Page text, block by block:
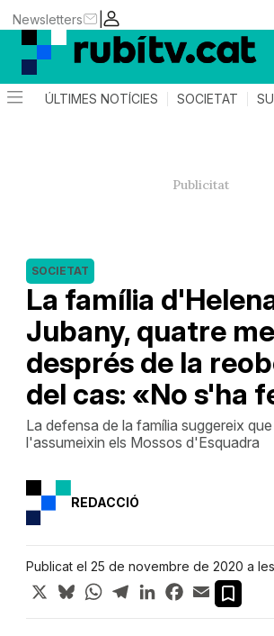
|
Newsletters
ÚLTIMES NOTÍCIES SOCIETAT
La família
Jubany, quatre
després de la
del cas: «No s'ha
SOCIETAT
La defensa de la família suggereix
l'assumeixin els Mossos d'Esquadra
REDACCIÓ
Publicat el 25 de novembre de 2020 a
X BlueskyWhatsApp
TelegramLinkedInFacebook
Email